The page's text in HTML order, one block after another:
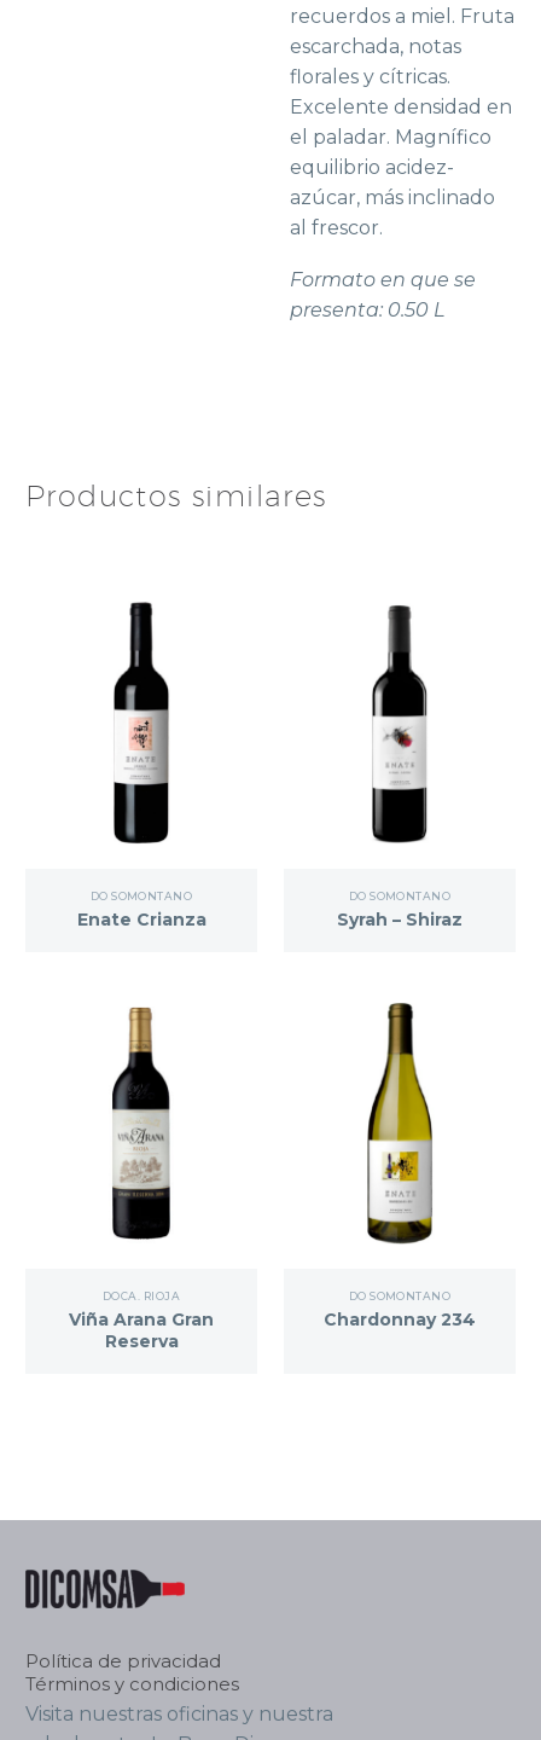
recuerdos a miel. Fruta
escarchada, notas
florales y cítricas.
Excelente densidad en
el paladar. Magnífico
equilibrio acidez-
azúcar, más inclinado
al frescor.
Formato en que se
presenta: 0.50 L
Productos similares
DO SOMONTANO
Enate Crianza
DO SOMONTANO
Syrah – Shiraz
DOCA. RIOJA
Viña Arana Gran
Reserva
DO SOMONTANO
Chardonnay 234
Política de privacidad
Términos y condiciones
Visita nuestras oficinas y nuestra